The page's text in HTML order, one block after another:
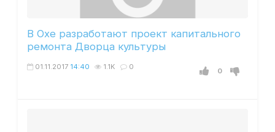
В Охе разработают проект капитального
ремонта Дворца культуры
0
01.11.2017 14:40 1.1K 0